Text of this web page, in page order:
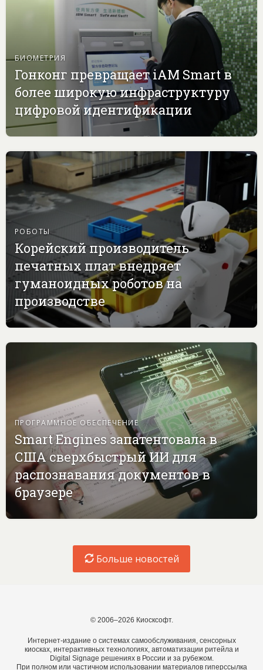
БИОМЕТРИЯ
Гонконг превращает iAM Smart в
более широкую инфраструктуру
цифровой идентификации
РОБОТЫ
Корейский производитель
печатных плат внедряет
гуманоидных роботов на
производстве
ПРОГРАММНОЕ ОБЕСПЕЧЕНИЕ
Smart Engines запатентовала в
США сверхбыстрый ИИ для
распознавания документов в
браузере
Больше новостей
© 2006–2026 Киосксофт.
Интернет-издание о системах самообслуживания, сенсорных
киосках, интерактивных технологиях, автоматизации ритейла и
Digital Signage решениях в России и за рубежом.
При полном или частичном использовании материалов гиперссылка